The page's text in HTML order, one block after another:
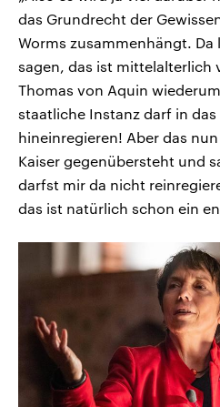
das Grundrecht der
Worms zusammenhängt.
sagen, das ist mittelalterlich
Thomas von Aquin
staatliche Instanz darf in das
hineinregieren! Aber das
Kaiser gegenübersteht und
darfst mir da nicht
das ist natürlich schon ein